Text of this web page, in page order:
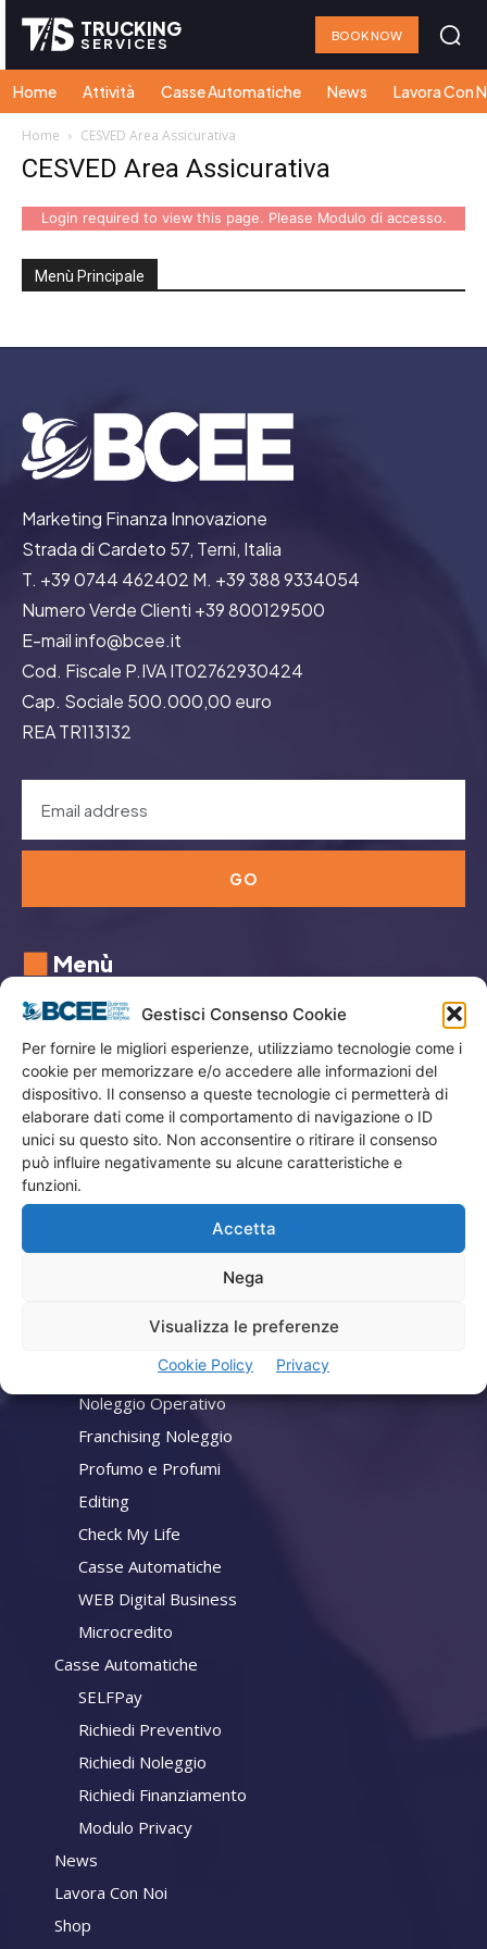
Gestisci Consenso Cookie
Per fornire le migliori esperienze, utilizziamo tecnologie come i
cookie per memorizzare e/o accedere alle informazioni del
dispositivo. Il consenso a queste tecnologie ci permetterà di
elaborare dati come il comportamento di navigazione o ID
unici su questo sito. Non acconsentire o ritirare il consenso
può influire negativamente su alcune caratteristiche e
funzioni.
Accetta
Nega
Visualizza le preferenze
Cookie Policy Privacy
TRUCKING
SERVICES BOOK NOW
Home Attività Casse Automatiche News Lavora Con
Home CESVED Area Assicurativa
CESVED Area Assicurativa
Login required to view this page. Please Modulo di accesso.
Menù Principale
Marketing Finanza Innovazione
Strada di Cardeto 57, Terni, Italia
T. +39 0744 462402 M. +39 388 9334054
Numero Verde Clienti +39 800129500
E-mail info@bcee.it
Cod. Fiscale P.IVA IT02762930424
Cap. Sociale 500.000,00 euro
REA TR113132
GO
Menù
Privacy
Termini Utilizzo
Iscrizione Newsletter
Cookie Policy (UE)
Contatti
Consulenza Aziendale
Lead Generation
Noleggio Operativo
Franchising Noleggio
Profumo e Profumi
Editing
Check My Life
Casse Automatiche
WEB Digital Business
Microcredito
Casse Automatiche
SELFPay
Richiedi Preventivo
Richiedi Noleggio
Richiedi Finanziamento
Modulo Privacy
News
Lavora Con Noi
Shop